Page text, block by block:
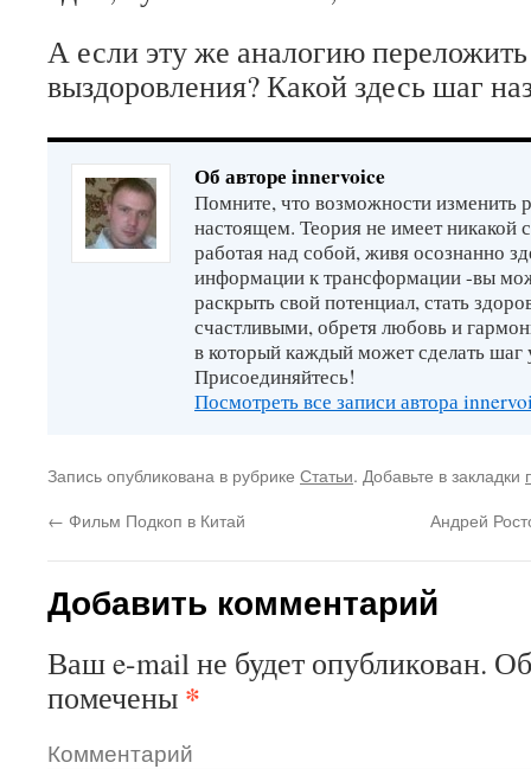
А если эту же аналогию
выздоровления? Какой здесь шаг
Об авторе innervoice
Помните, что возможности изменить
настоящем. Теория не имеет никакой
работая над собой, живя осознанно
информации к трансформации -вы
раскрыть свой потенциал, стать
счастливыми, обретя любовь и
в который каждый может сделать шаг
Присоединяйтесь!
Посмотреть все записи автора
Запись опубликована в рубрике Статьи. Добавьте в закладки
← Фильм Подкоп в Китай Андрей
Добавить комментарий
Ваш e-mail не будет опубликован.
помечены *
Комментарий